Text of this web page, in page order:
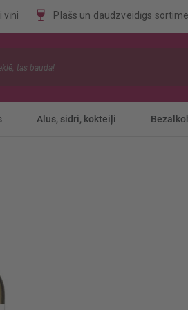
vīni Plašs un daudzveidīgs
Alus, sidri, kokteiļi